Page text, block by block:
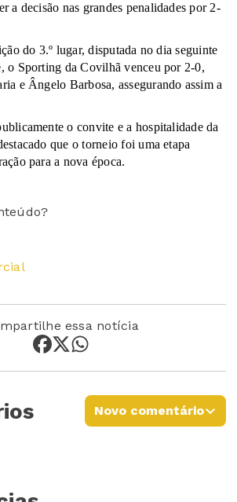
a decisão nas grandes penalidades por 2-
do 3.º lugar, disputada no dia seguinte
o Sporting da Covilhã venceu por 2-0,
e Ângelo Barbosa, assegurando assim a
o convite e a hospitalidade da
que o torneio foi uma etapa
para a nova época.
essa notícia
Novo comentário